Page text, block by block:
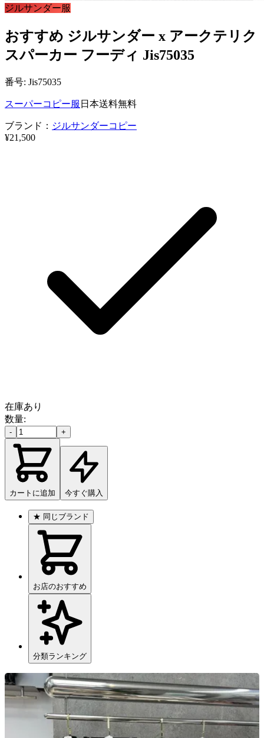
ジルサンダー服
おすすめ ジルサンダー x アークテリク
スパーカー フーディ Jis75035
番号: Jis75035
スーパーコピー服 日本送料無料
ブランド： ジルサンダーコピー
¥21,500
在庫あり
数量:
- +
カートに追加 今すぐ購入
★ 同じブランド
お店のおすすめ
分類ランキング